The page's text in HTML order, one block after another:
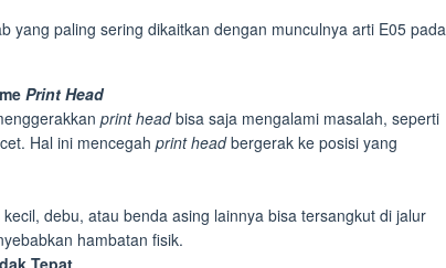
yang paling sering dikaitkan dengan munculnya arti E05 pada
Print Head
print headbisa saja mengalami masalah, seperti
Hal ini mencegah print headbergerak ke posisi yang
debu, atau benda asing lainnya bisa tersangkut di jalur
hambatan fisik.
Tepat